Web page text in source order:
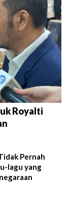
Royalti
Pernah
lagu yang